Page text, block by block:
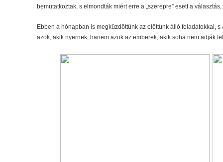
bemutatkoztak, s elmondták miért erre a „szerepre” esett a
Ebben a hónapban is megküzdöttünk az előttünk álló feladatokkal,
azok, akik nyernek, hanem azok az emberek, akik soha nem adják